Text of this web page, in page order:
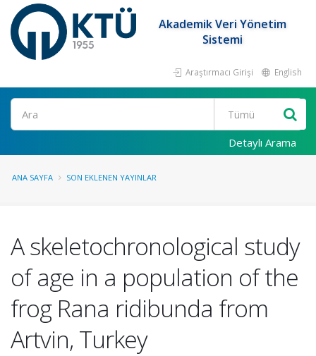
Akademik Veri Yönetim
Sistemi
Araştırmacı Girişi English
Ara
Detaylı Arama
ANA SAYFA SON EKLENEN YAYINLAR
A skeletochronological study
of age in a population of the
frog Rana ridibunda from
Artvin, Turkey